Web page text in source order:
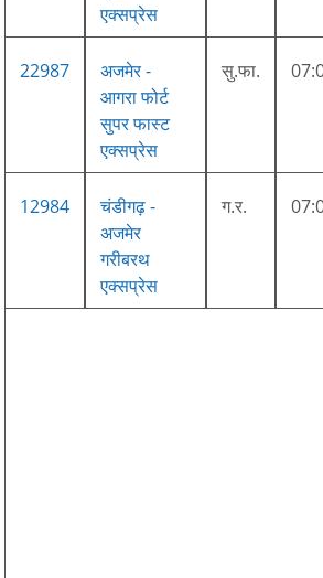
एक्सप्रेस
22987
अजमेर -
आगरा फोर्ट
सुपर फास्ट
एक्सप्रेस
सु.फा.
12984
चंडीगढ़ -
अजमेर
गरीबरथ
एक्सप्रेस
ग.र.